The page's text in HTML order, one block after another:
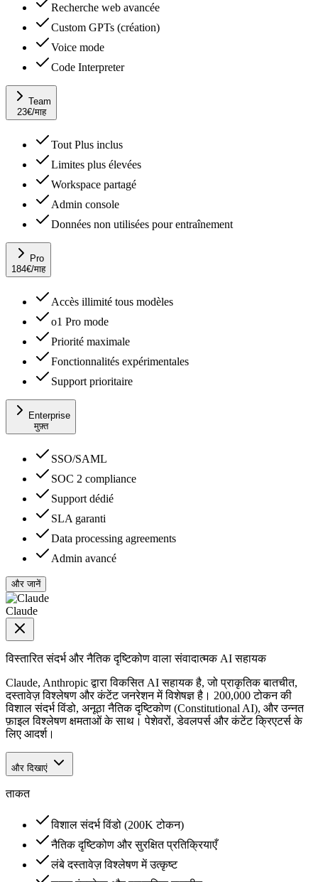
Recherche web avancée
Custom GPTs (création)
Voice mode
Code Interpreter
Team
23€/माह
Tout Plus inclus
Limites plus élevées
Workspace partagé
Admin console
Données non utilisées pour entraînement
Pro
184€/माह
Accès illimité tous modèles
o1 Pro mode
Priorité maximale
Fonctionnalités expérimentales
Support prioritaire
Enterprise
मुफ़्त
SSO/SAML
SOC 2 compliance
Support dédié
SLA garanti
Data processing agreements
Admin avancé
और जानें
Claude
विस्तारित संदर्भ और नैतिक दृष्टिकोण वाला संवादात्मक AI सहायक
Claude, Anthropic द्वारा विकसित AI सहायक है, जो प्राकृतिक बातचीत,
दस्तावेज़ विश्लेषण और कंटेंट जनरेशन में विशेषज्ञ है। 200,000 टोकन की
विशाल संदर्भ विंडो, अनूठा नैतिक दृष्टिकोण (Constitutional AI), और उन्नत
फ़ाइल विश्लेषण क्षमताओं के साथ। पेशेवरों, डेवलपर्स और कंटेंट क्रिएटर्स के
लिए आदर्श।
और दिखाएं
ताकत
विशाल संदर्भ विंडो (200K टोकन)
नैतिक दृष्टिकोण और सुरक्षित प्रतिक्रियाएँ
लंबे दस्तावेज़ विश्लेषण में उत्कृष्ट